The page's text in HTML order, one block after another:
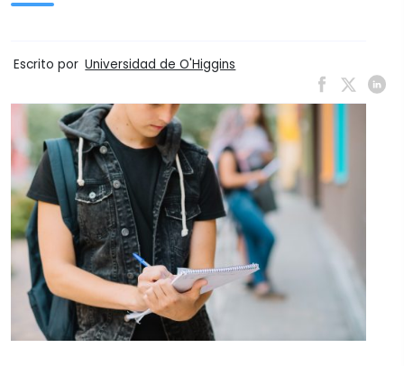
Escrito por Universidad de O'Higgins